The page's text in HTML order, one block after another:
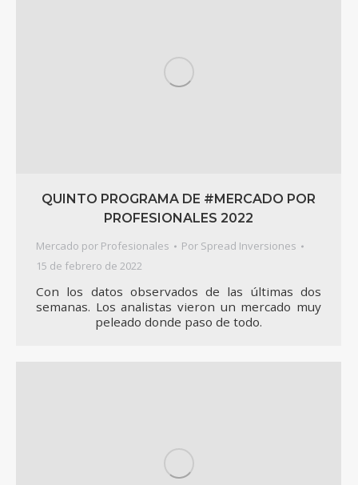
QUINTO PROGRAMA DE #MERCADO POR
PROFESIONALES 2022
Mercado por Profesionales Por Spread Inversiones
15 de febrero de 2022
Con los datos observados de las últimas dos
semanas. Los analistas vieron un mercado muy
peleado donde paso de todo.